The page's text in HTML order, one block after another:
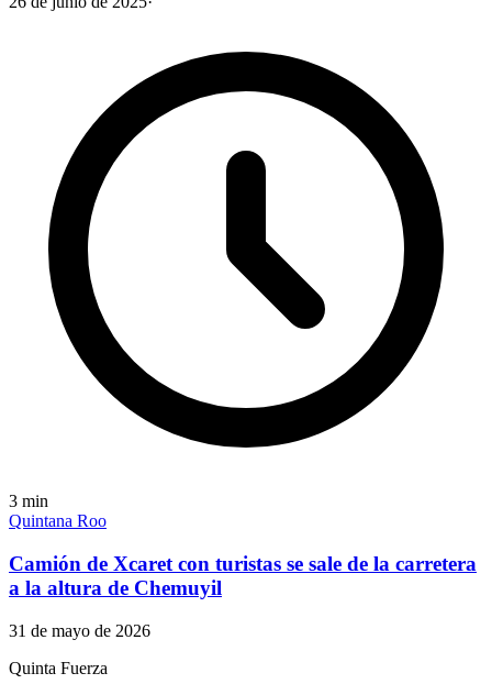
3 min
Quintana Roo
Camión de Xcaret con turistas se sale de la carretera
a la altura de Chemuyil
31 de mayo de 2026
Quinta Fuerza